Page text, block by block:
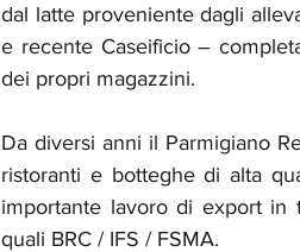
dal latte proveniente dagli
e recente Caseificio –
dei propri magazzini.
Da diversi anni il Parmigiano
ristoranti e botteghe di alta
importante lavoro di export in
quali BRC / IFS / FSMA.